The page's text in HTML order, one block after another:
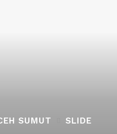
SUMUT SLIDE